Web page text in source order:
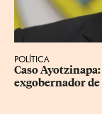
POLÍTICA
Caso
exgobernador